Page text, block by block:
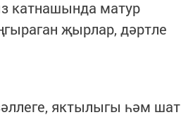
катнашында матур
җырлар, дәртле
яктылыгы һәм шат